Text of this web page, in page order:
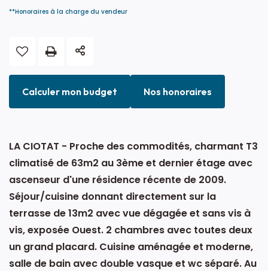
**Honoraires à la charge du vendeur
Calculer mon budget Nos honoraires
LA CIOTAT - Proche des commodités, charmant T3
climatisé de 63m2 au 3ème et dernier étage avec
ascenseur d'une résidence récente de 2009.
Séjour/cuisine donnant directement sur la
terrasse de 13m2 avec vue dégagée et sans vis à
vis, exposée Ouest. 2 chambres avec toutes deux
un grand placard. Cuisine aménagée et moderne,
salle de bain avec double vasque et wc séparé. Au